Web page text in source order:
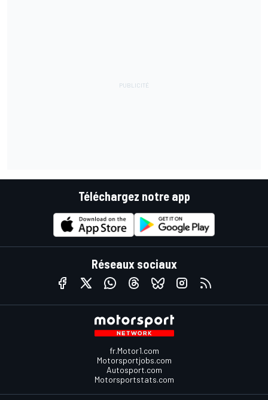
Téléchargez notre app
Réseaux sociaux
fr.Motor1.com
Motorsportjobs.com
Autosport.com
Motorsportstats.com